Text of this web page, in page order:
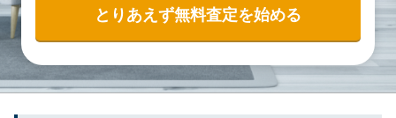
とりあえず無料査定を始める